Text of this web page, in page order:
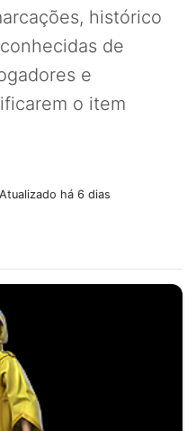
histórico
de
e
o item
há 6 dias